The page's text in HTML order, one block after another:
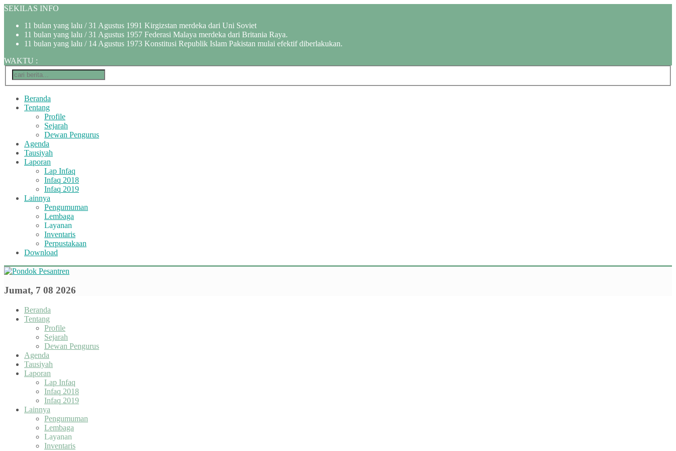
SEKILAS INFO
11 bulan yang lalu / 31 Agustus 1991 Kirgizstan merdeka dari Uni Soviet
11 bulan yang lalu / 31 Agustus 1957 Federasi Malaya merdeka dari Britania Raya.
11 bulan yang lalu / 14 Agustus 1973 Konstitusi Republik Islam Pakistan mulai efektif diberlakukan.
WAKTU :
Beranda
Tentang
Profile
Sejarah
Dewan Pengurus
Agenda
Tausiyah
Laporan
Lap Infaq
Infaq 2018
Infaq 2019
Lainnya
Pengumuman
Lembaga
Layanan
Inventaris
Perpustakaan
Download
Jumat, 7 08 2026
Beranda
Tentang
Profile
Sejarah
Dewan Pengurus
Agenda
Tausiyah
Laporan
Lap Infaq
Infaq 2018
Infaq 2019
Lainnya
Pengumuman
Lembaga
Layanan
Inventaris